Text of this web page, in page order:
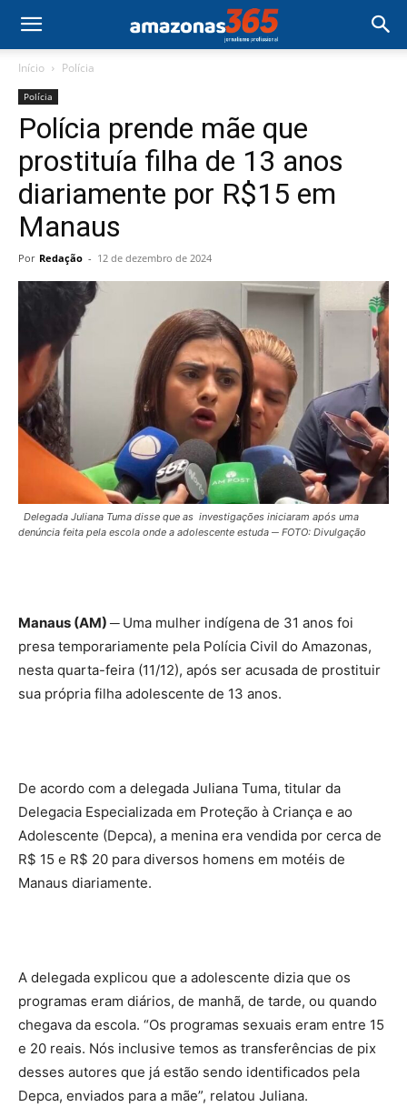
Início Polícia
Polícia
Polícia prende mãe que
prostituía filha de 13 anos
diariamente por R$15 em
Manaus
Por Redação - 12 de dezembro de 2024
Delegada Juliana Tuma disse que as investigações iniciaram após uma
denúncia feita pela escola onde a adolescente estuda ─ FOTO: Divulgação
Manaus (AM) ─ Uma mulher indígena de 31 anos foi
presa temporariamente pela Polícia Civil do Amazonas,
nesta quarta-feira (11/12), após ser acusada de prostituir
sua própria filha adolescente de 13 anos.
De acordo com a delegada Juliana Tuma, titular da
Delegacia Especializada em Proteção à Criança e ao
Adolescente (Depca), a menina era vendida por cerca de
R$ 15 e R$ 20 para diversos homens em motéis de
Manaus diariamente.
A delegada explicou que a adolescente dizia que os
programas eram diários, de manhã, de tarde, ou quando
chegava da escola. “Os programas sexuais eram entre 15
e 20 reais. Nós inclusive temos as transferências de pix
desses autores que já estão sendo identificados pela
Depca, enviados para a mãe”, relatou Juliana.